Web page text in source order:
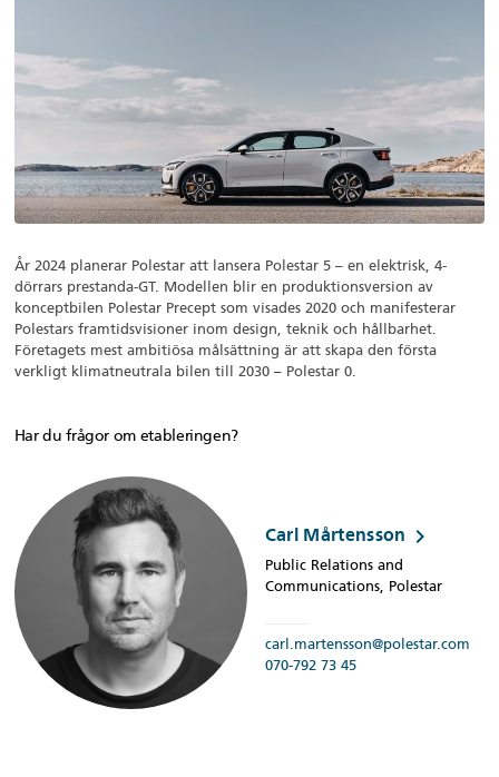
År 2024 planerar Polestar att lansera Polestar 5 – en elektrisk, 4-
dörrars prestanda-GT. Modellen blir en produktionsversion av
konceptbilen Polestar Precept som visades 2020 och manifesterar
Polestars framtidsvisioner inom design, teknik och hållbarhet.
Företagets mest ambitiösa målsättning är att skapa den första
verkligt klimatneutrala bilen till 2030 – Polestar 0.
Har du frågor om etableringen?
Carl Mårtensson keyboard_arrow_right
Public Relations and
Communications, Polestar
carl.martensson@polestar.com
070-792 73 45